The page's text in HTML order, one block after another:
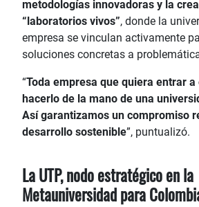
metodologías innovadoras y la
“laboratorios vivos”, donde la
empresa se vinculan activamente
soluciones concretas a
“Toda empresa que quiera entrar
hacerlo de la mano de una
Así garantizamos un compromiso
desarrollo sostenible”, puntualizó.
La UTP, nodo estratégico en la
Metauniversidad para